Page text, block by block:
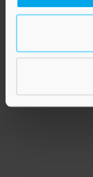
François